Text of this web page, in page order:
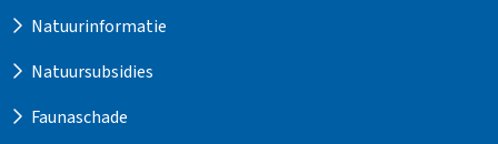
Natuurinformatie
Natuursubsidies
Faunaschade